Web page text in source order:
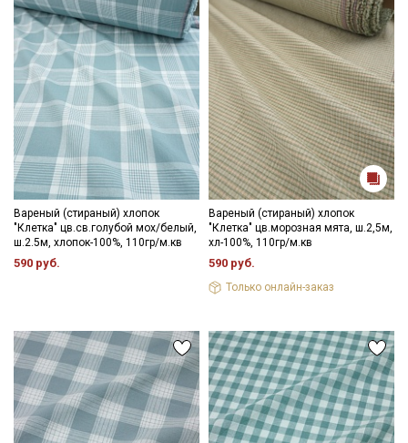
Вареный (стираный) хлопок
"Клетка" цв.св.голубой мох/белый,
ш.2.5м, хлопок-100%, 110гр/м.кв
590 руб.
Вареный (стираный) хлопок
"Клетка" цв.морозная мята, ш.2,5м,
хл-100%, 110гр/м.кв
590 руб.
Только онлайн-заказ
Электронная почта
Подписаться
Ознакомлен(а) сПолитикой обработки персональных
данныхи даюСогласие на обработку персональных
данных
ДаюСогласие на получение рекламных и
информационных рассылок